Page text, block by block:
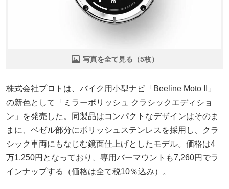
写真を全て見る（5枚）
株式会社プロトは、バイク用小型ナビ「Beeline Moto II」
の新色として「ミラーポリッシュ クラシックエディショ
ン」を発売した。同製品はコンパクトなデザインはそのま
まに、ベゼル部分にポリッシュステンレスを採用し、クラ
シック車両にもなじむ鏡面仕上げとしたモデル。価格は4
万1,250円となっており、専用バーマウントも7,260円でラ
インナップする（価格は全て税10％込み）。